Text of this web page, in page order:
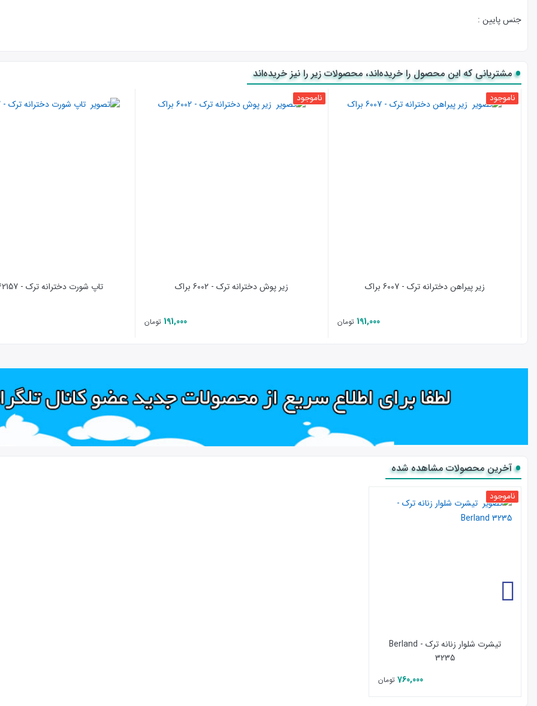
جنس پایین :
%50 Poliesterمشتریانی که این محصول را خریده‌اند، محصولات زیر را نیز خریده‌اند
ناموجود
زیر پیراهن دخترانه ترک - 6007 براک
191,000 تومان
ناموجود
زیر پوش دخترانه ترک - 6002 براک
191,000 تومان
تاپ شورت دخترانه ترک - 42157 اوزکان
آخرین محصولات مشاهده شده
ناموجود
تیشرت شلوار زنانه ترک - Berland
3235
760,000 تومان